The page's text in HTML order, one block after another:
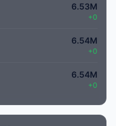
6.53M
+0
6.54M
+0
6.54M
+0